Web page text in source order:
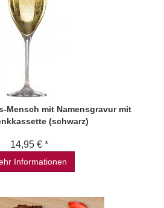
Mensch mit Namensgravur mit
(schwarz)
14,95 € *
Informationen